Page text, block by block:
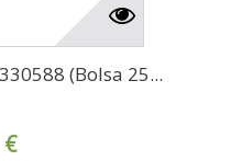
(Bolsa 25...